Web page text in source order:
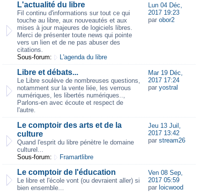
L'actualité du libre
Fil continu d'informations sur tout ce qui
touche au libre, aux nouveautés et aux
mises à jour majeures de logiciels libres.
Merci de présenter toute news qui pointe
vers un lien et de ne pas abuser des
citations.
Sous-forum:
L'agenda du libre
Lun 04 Déc,
2017 19:23
par obor2
Libre et débats...
Le Libre soulève de nombreuses questions,
notamment sur la vente liée, les verrous
numériques, les libertés numériques..,
Parlons-en avec écoute et respect de
l'autre.
Mar 19 Déc,
2017 17:24
par yostral
Le comptoir des arts et de la
culture
Quand l'esprit du libre pénètre le domaine
culturel...
Sous-forum:
Framartlibre
Jeu 13 Juil,
2017 13:42
par stream26
Le comptoir de l'éducation
Le libre et l'école vont (ou devraient aller) si
bien ensemble...
Ven 08 Sep,
2017 05:59
par loicwood